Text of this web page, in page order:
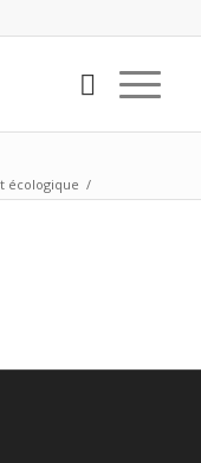
écologique /